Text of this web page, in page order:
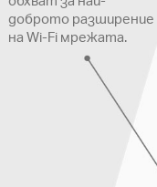
доброто разширение
на Wi-Fi мрежата.